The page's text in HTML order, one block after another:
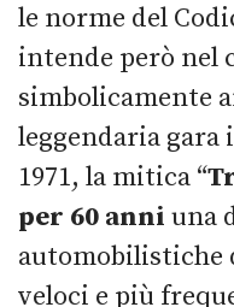
le norme del
intende però nel
simbolicamente
leggendaria gara
1971, la mitica “
per 60 anni una
automobilistiche
veloci e più